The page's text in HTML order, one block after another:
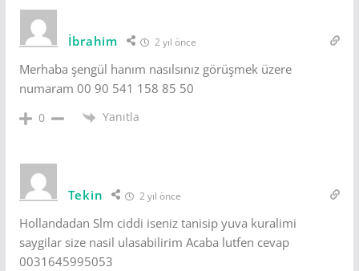
İbrahim 2 yıl önce
Merhaba şengül hanım nasılsınız görüşmek üzere
numaram 00 90 541 158 85 50
0 Yanıtla
Tekin 2 yıl önce
Hollandadan Slm ciddi iseniz tanisip yuva kuralimi
saygilar size nasil ulasabilirim Acaba lutfen cevap
0031645995053